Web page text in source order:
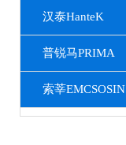
汉泰HanteK
普锐马PRIMA
索莘EMCSOSIN